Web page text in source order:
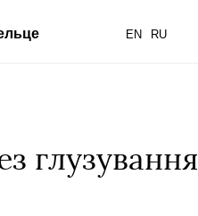
EN RU
глузування